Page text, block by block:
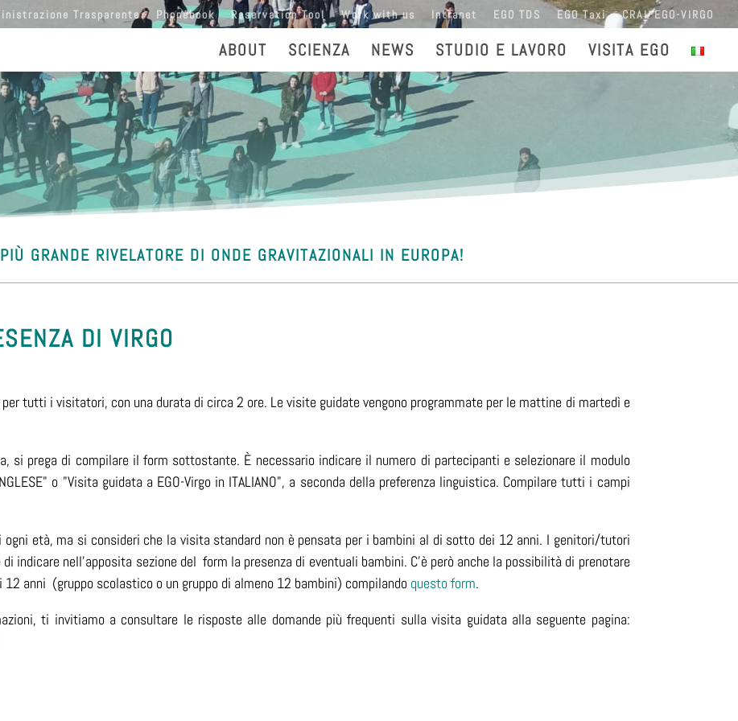
Trasparente Phonebook Reservation Tool Work with us Intranet EGO TDS EGO Taxi CRAL EGO-VIRGO
ABOUT SCIENZA NEWS STUDIO E LAVORO VISITA EGO
GRANDE RIVELATORE DI ONDE GRAVITAZIONALI IN EUROPA!
DI VIRGO
tutti i visitatori, con una durata di circa 2 ore. Le visite guidate vengono programmate per le mattine di martedì e
si prega di compilare il form sottostante. È necessario indicare il numero di partecipanti e selezionare il modulo
o "Visita guidata a EGO-Virgo in ITALIANO", a seconda della preferenza linguistica. Compilare tutti i campi
ogni età, ma si consideri che la visita standard non è pensata per i bambini al di sotto dei 12 anni. I genitori/tutori
indicare nell’apposita sezione del form la presenza di eventuali bambini. C'èperò anche la possibilità di prenotare
anni (gruppo scolastico o un gruppo di almeno 12 bambini) compilando questo form.
ti invitiamo a consultare le risposte alle domande più frequenti sulla visita guidata alla seguente pagina: